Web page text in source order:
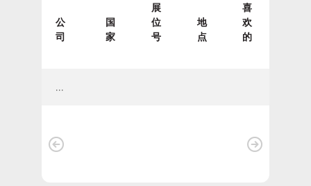
公
司
国
家
展
位
号
地
点
喜
欢
的
...